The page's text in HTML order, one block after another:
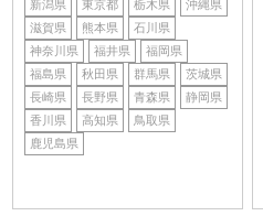
新潟県
東京都 栃木県
沖縄県
滋賀県
熊本県
石川県
神奈川県
福井県
福岡県
福島県
秋田県 群馬県
茨城県
長崎県
長野県 青森県
静岡県
香川県
高知県
鳥取県
鹿児島県